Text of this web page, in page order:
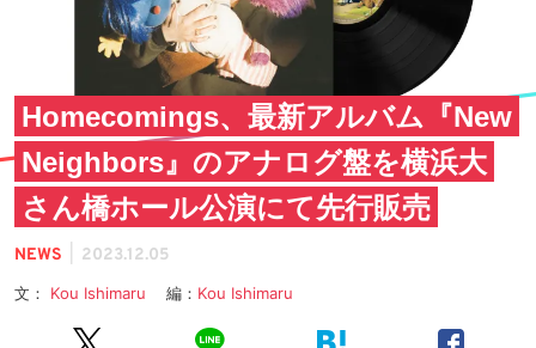
Homecomings、最新アルバム『New
Neighbors』のアナログ盤を横浜大
さん橋ホール公演にて先行販売
NEWS 2023.12.05
文： Kou Ishimaru 編： Kou Ishimaru